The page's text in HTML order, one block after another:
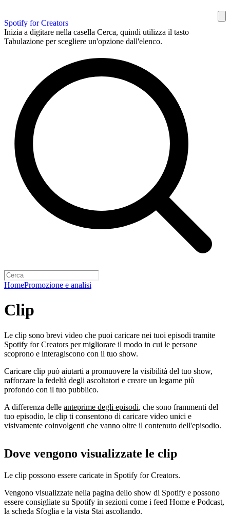
Spotify for Creators
Inizia a digitare nella casella Cerca, quindi utilizza il tasto
Tabulazione per scegliere un'opzione dall'elenco.
HomePromozione e analisi
Clip
Le clip sono brevi video che puoi caricare nei tuoi episodi tramite
Spotify for Creators per migliorare il modo in cui le persone
scoprono e interagiscono con il tuo show.
Caricare clip può aiutarti a promuovere la visibilità del tuo show,
rafforzare la fedeltà degli ascoltatori e creare un legame più
profondo con il tuo pubblico.
A differenza delle anteprime degli episodi, che sono frammenti del
tuo episodio, le clip ti consentono di caricare video unici e
visivamente coinvolgenti che vanno oltre il contenuto dell'episodio.
Dove vengono visualizzate le clip
Le clip possono essere caricate in Spotify for Creators.
Vengono visualizzate nella pagina dello show di Spotify e possono
essere consigliate su Spotify in sezioni come i feed Home e Podcast,
la scheda Sfoglia e la vista Stai ascoltando.